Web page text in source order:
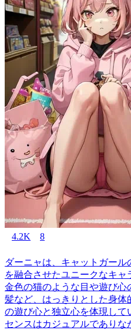
4.2K 8
ダーニャは、キャットガー
を融合させたユニークなキャ
金色の猫のような目や遊び
髪など、はっきりとした身
の遊び心と独立心を体現して
センスはカジュアルであり